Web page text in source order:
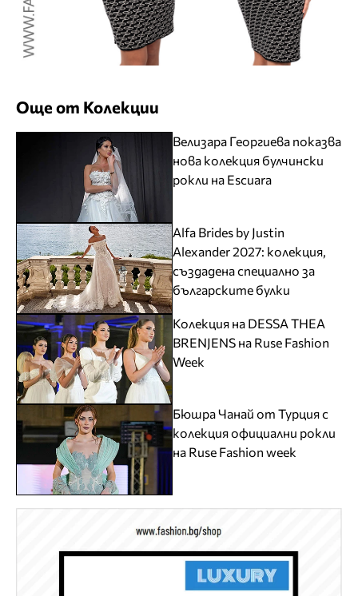
Още от Колекции
Велизара Георгиева показва
нова колекция булчински
рокли на Escuara
Alfa Brides by Justin
Alexander 2027: колекция,
създадена специално за
българските булки
Колекция на DESSA THEA
BRENJENS на Ruse Fashion
Week
Бюшра Чанай от Турция с
колекция официални рокли
на Ruse Fashion week